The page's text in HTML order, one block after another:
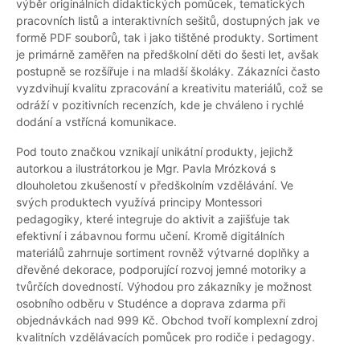
výběr originálních didaktických pomůcek, tematických
pracovních listů a interaktivních sešitů, dostupných jak ve
formě PDF souborů, tak i jako tištěné produkty. Sortiment
je primárně zaměřen na předškolní děti do šesti let, avšak
postupně se rozšířuje i na mladší školáky. Zákazníci často
vyzdvihují kvalitu zpracování a kreativitu materiálů, což se
odráží v pozitivních recenzích, kde je chváleno i rychlé
dodání a vstřícná komunikace.
Pod touto značkou vznikají unikátní produkty, jejichž
autorkou a ilustrátorkou je Mgr. Pavla Mrózková s
dlouholetou zkušeností v předškolním vzdělávání. Ve
svých produktech využívá principy Montessori
pedagogiky, které integruje do aktivit a zajišťuje tak
efektivní i zábavnou formu učení. Kromě digitálních
materiálů zahrnuje sortiment rovněž výtvarné doplňky a
dřevěné dekorace, podporující rozvoj jemné motoriky a
tvůrčích dovedností. Výhodou pro zákazníky je možnost
osobního odběru v Studénce a doprava zdarma při
objednávkách nad 999 Kč. Obchod tvoří komplexní zdroj
kvalitních vzdělávacích pomůcek pro rodiče i pedagogy.